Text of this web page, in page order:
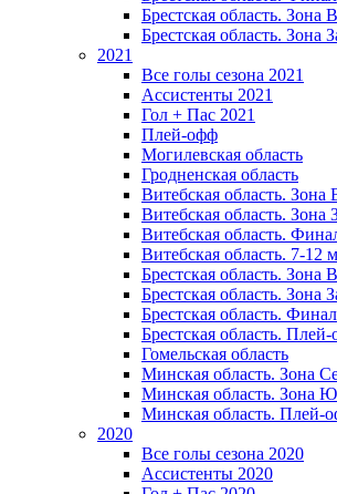
Брестская область. Зона
Брестская область. Зона
2021
Все голы сезона 2021
Ассистенты 2021
Гол + Пас 2021
Плей-офф
Могилевская область
Гродненская область
Витебская область. Зона
Витебская область. Зона
Витебская область.
Витебская область. 7-12
Брестская область. Зона
Брестская область. Зона
Брестская область. Финал
Брестская область.
Гомельская область
Минская область. Зона
Минская область. Зона
Минская область. Плей-
2020
Все голы сезона 2020
Ассистенты 2020